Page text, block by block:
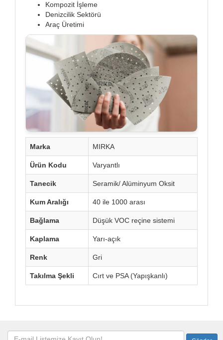
Kompozit İşleme
Denizcilik Sektörü
Araç Üretimi
Marka MIRKA
Ürün Kodu Varyantlı
Tanecik Seramik/ Alüminyum Oksit
Kum Aralığı 40 ile 1000 arası
Bağlama Düşük VOC reçine sistemi
Kaplama Yarı-açık
Renk Gri
Takılma Şekli Cırt ve PSA (Yapışkanlı)